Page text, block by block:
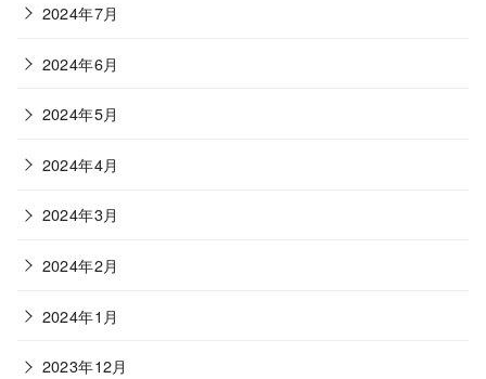
2024年7月
2024年6月
2024年5月
2024年4月
2024年3月
2024年2月
2024年1月
2023年12月